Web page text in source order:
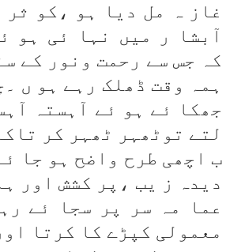
غاز ہ مل دیا ہو ،کو ثر
آبشا ر میں نہا ئی ہو
کہ جس سے رحمت ونور کے
ہمہ وقت ڈھلک رہے ہو ں
جھکا ئے ہو ئے آہستہ
لتے توٹھہر ٹھہر کر
ب اچھی طرح واضح ہو جا
دیدہ ز یب ،پر کشش اور
عما مہ سر پر سجا ئے
معمولی کپڑے کا کرتا